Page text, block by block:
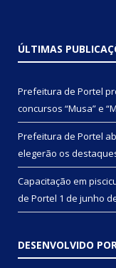
ÚLTIMAS
Prefeitura de Portel
concursos “Musa” e
Prefeitura de Portel
elegerão os
Capacitação em
de Portel 1 de junho
DESENVOLVIDO